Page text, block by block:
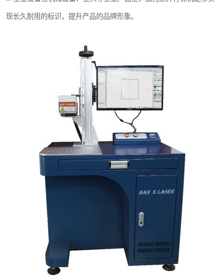
现长久耐用的标识，提升产品的品牌形象。